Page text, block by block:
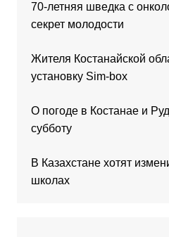
70-летняя шведка с
секрет молодости
Жителя Костанайской
установку Sim-box
О погоде в Костанае и
субботу
В Казахстане хотят
школах